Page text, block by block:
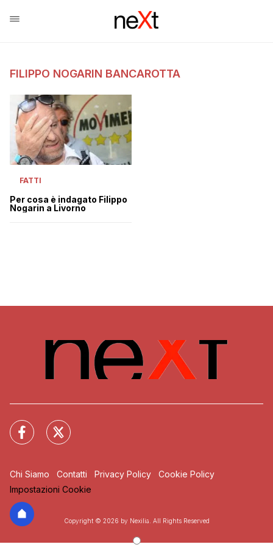
FILIPPO NOGARIN BANCAROTTA
FATTI
Per cosa è indagato Filippo
Nogarin a Livorno
Chi Siamo Contatti Privacy Policy
Cookie Policy
Impostazioni Cookie
Copyright © 2026 by Nexilia. All Rights Reserved